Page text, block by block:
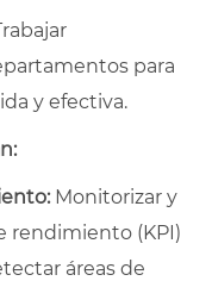
para
y efectiva.
Monitorizar y
rendimiento (KPI)
áreas de